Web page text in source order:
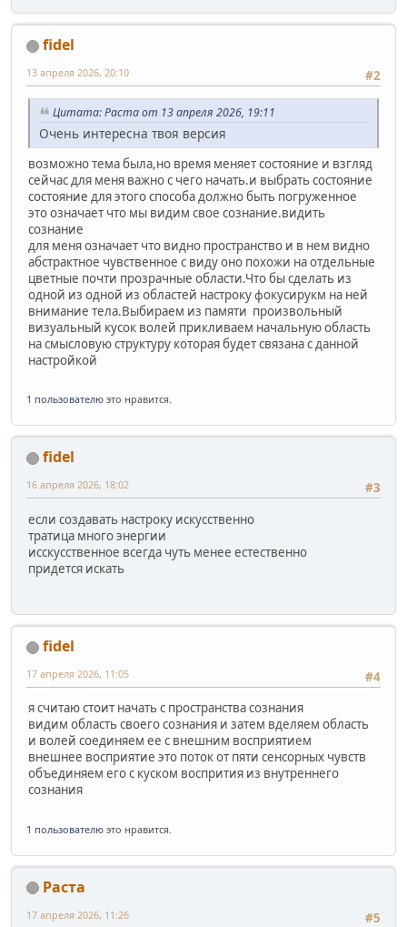
fidel
#2
13 апреля 2026, 20:10
Цитата: Раста от 13 апреля 2026, 19:11
Очень интересна твоя версия
возможно тема была,но время меняет состояние и взгляд
сейчас для меня важно с чего начать.и выбрать состояние
состояние для этого способа должно быть погруженное
это означает что мы видим свое сознание.видить
сознание
для меня означает что видно пространство и в нем видно
абстрактное чувственное с виду оно похожи на отдельные
цветные почти прозрачные области.Что бы сделать из
одной из одной из областей настроку фокусирукм на ней
внимание тела.Выбираем из памяти произвольный
визуальный кусок волей прикливаем начальную область
на смысловую структуру которая будет связана с данной
настройкой
1 пользователю это нравится.
fidel
#3
16 апреля 2026, 18:02
если создавать настроку искусственно
тратица много энергии
исскусственное всегда чуть менее естественно
придется искать
fidel
#4
17 апреля 2026, 11:05
я считаю стоит начать с пространства сознания
видим область своего сознания и затем вделяем область
и волей соединяем ее с внешним восприятием
внешнее восприятие это поток от пяти сенсорных чувств
объединяем его с куском воспрития из внутреннего
сознания
1 пользователю это нравится.
Раста
#5
17 апреля 2026, 11:26